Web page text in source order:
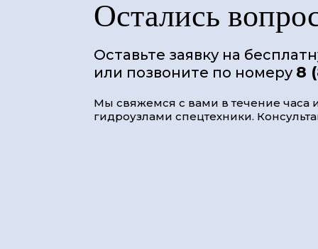
Остались
Оставьте заявку на
или позвоните по номеру 8
Мы свяжемся с вами в течение часа
гидроузлами спецтехники.